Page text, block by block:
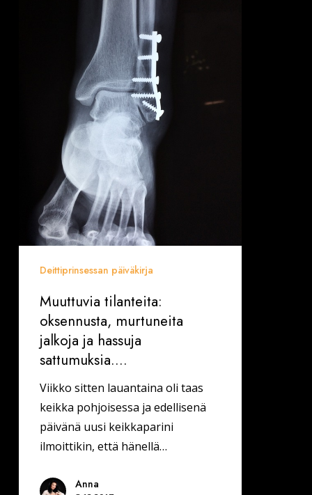
sattumuksia….
Deittiprinsessan päiväkirja
Muuttuvia tilanteita:
oksennusta, murtuneita
jalkoja ja hassuja
sattumuksia….
Viikko sitten lauantaina oli taas
keikka pohjoisessa ja edellisenä
päivänä uusi keikkaparini
ilmoittikin, että hänellä…
Anna